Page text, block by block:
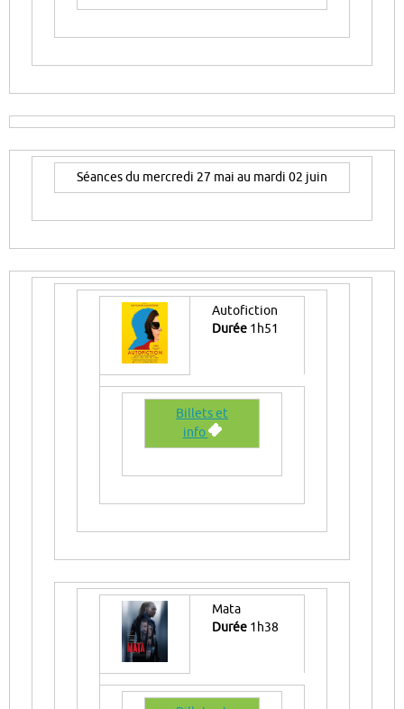
Séances du mercredi 27 mai au mardi 02 juin
Autofiction
Durée 1h51
Billets et
info
Mata
Durée 1h38